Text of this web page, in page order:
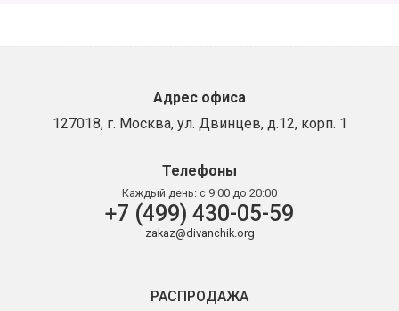
Адрес офиса
127018, г. Москва, ул. Двинцев, д.12, корп. 1
Телефоны
Каждый день: с 9:00 до 20:00
+7 (499) 430-05-59
zakaz@divanchik.org
РАСПРОДАЖА